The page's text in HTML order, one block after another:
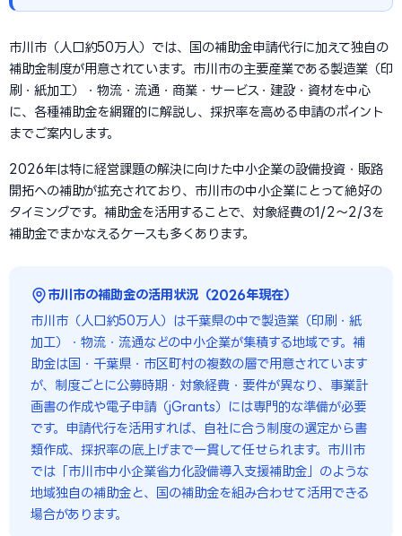
市川市（人口約50万人）では、国の補助金申請代行に加えて独自の
補助金制度が用意されています。市川市の主要産業である製造業（印
刷・紙加工）・物流・流通・商業・サービス・建設・資材を中心
に、各種補助金を網羅的に解説し、採択率を高める申請のポイント
までご案内します。
2026年は特に経営課題の解決に向けた中小企業の設備投資・販路
開拓への補助が拡充されており、市川市の中小企業にとって絶好の
タイミングです。補助金を活用することで、対象経費の1/2〜2/3を
補助金でまかなえるケースも多くあります。
市川市の補助金の活用状況（2026年現在）
市川市（人口約50万人）は千葉県の中で製造業（印刷・紙
加工）・物流・流通などの中小企業が集積する地域です。補
助金は国・千葉県・市区町村の複数の層で用意されています
が、制度ごとに公募時期・対象経費・要件が異なり、事業計
画書の作成や電子申請（jGrants）には専門的な準備が必要
です。申請代行を活用すれば、自社に合う制度の選定から書
類作成、採択率の底上げまで一貫して任せられます。市川市
では「市川市中小企業省力化設備導入支援補助金」のような
地域独自の補助金と、国の補助金を組み合わせて活用できる
場合があります。